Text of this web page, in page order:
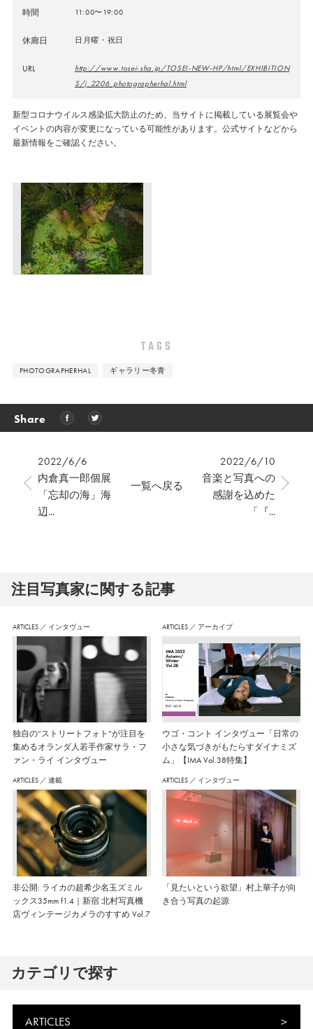
時間 11:00〜19:00
休廊日 日月曜・祝日
URL
http://www.tosei-sha.jp/TOSEI-NEW-HP/html/EXHIBITION
S/j_2206_photographerhal.html
新型コロナウイルス感染拡大防止のため、当サイトに掲載している展覧会や
イベントの内容が変更になっている可能性があります。公式サイトなどから
最新情報をご確認ください。
TAGS
PHOTOGRAPHERHAL ギャラリー冬青
Share
2022/6/6
内倉真一郎個展
「忘却の海」海
辺...
2022/6/10
音楽と写真への
感謝を込めた
「『...
一覧へ戻る
注⽬写真家に関する記事
ARTICLES ／ インタヴュー
独自の“ストリートフォト”が注目を
集めるオランダ人若手作家サラ・フ
ァン・ライ インタヴュー
ARTICLES ／ アーカイブ
ウゴ・コント インタヴュー「日常の
小さな気づきがもたらすダイナミズ
ム」【IMA Vol.38特集】
ARTICLES ／ 連載
非公開: ライカの超希少名玉ズミル
ックス35mm f1.4｜新宿 北村写真機
店ヴィンテージカメラのすすめ Vol.7
ARTICLES ／ インタヴュー
「見たいという欲望」村上華子が向
き合う写真の起源
カテゴリで探す
ARTICLES